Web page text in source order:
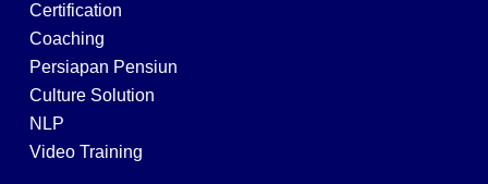
Certification
Coaching
Persiapan Pensiun
Culture Solution
NLP
Video Training